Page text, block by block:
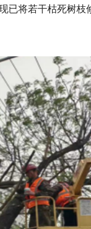
已将若干枯死树